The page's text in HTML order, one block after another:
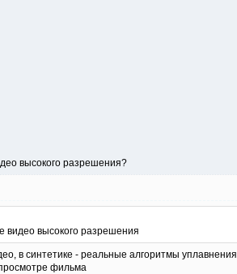
высокого разрешения?
видео высокого разрешения
в синтетике - реальные алгоритмы уплавнения
фильма